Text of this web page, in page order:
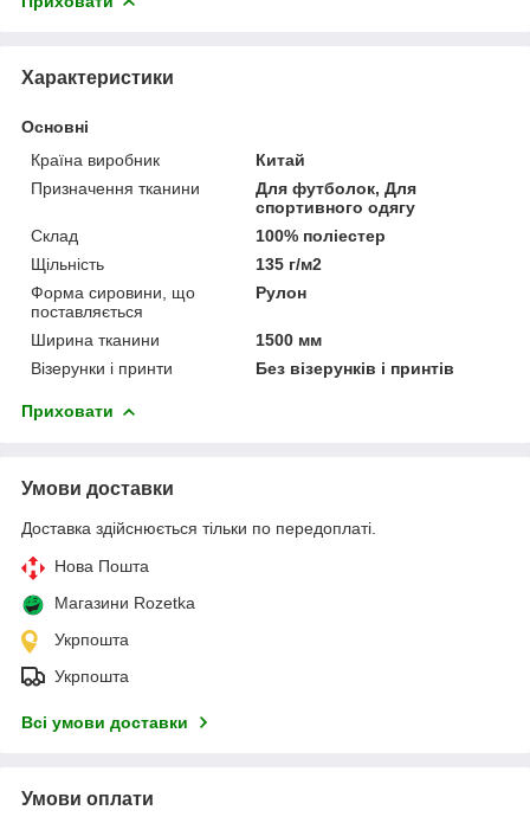
Характеристики
Основні
Країна виробник
Китай
Призначення тканини
Для футболок, Для
спортивного одягу
Склад
100% поліестер
Щільність
135 г/м2
Форма сировини, що
поставляється
Рулон
Ширина тканини
1500 мм
Візерунки і принти
Без візерунків і принтів
Приховати
Умови доставки
Доставка здійснюється тільки по передоплаті.
Нова Пошта
Магазини Rozetka
Укрпошта
Укрпошта
Всі умови доставки
Умови оплати